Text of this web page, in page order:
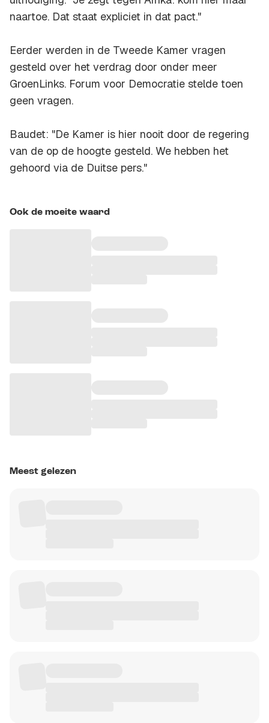
naartoe. Dat staat expliciet in dat pact."
Eerder werden in de Tweede Kamer vragen
gesteld over het verdrag door onder meer
GroenLinks. Forum voor Democratie stelde toen
geen vragen.
Baudet: "De Kamer is hier nooit door de regering
van de op de hoogte gesteld. We hebben het
gehoord via de Duitse pers."
Ook de moeite waard
Meest gelezen